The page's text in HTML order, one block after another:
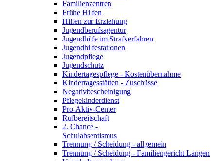
Familienzentren
Frühe Hilfen
Hilfen zur Erziehung
Jugendberufsagentur
Jugendhilfe im Strafverfahren
Jugendhilfestationen
Jugendpflege
Jugendschutz
Kindertagespflege - Kostenübernahme
Kindertagesstätten - Zuschüsse
Negativbescheinigung
Pflegekinderdienst
Pro-Aktiv-Center
Rufbereitschaft
2. Chance -
Schulabsentismus
Trennung / Scheidung - allgemein
Trennung / Scheidung - Familiengericht Langen